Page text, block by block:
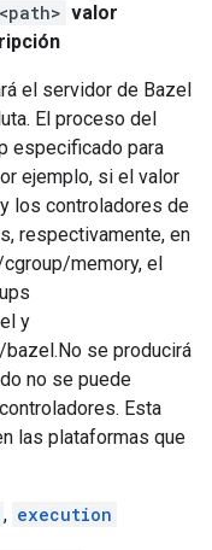
valor
el servidor de Bazel
El proceso del
especificado para
ejemplo, si el valor
los controladores de
respectivamente, en
memory, el
y
se producirá
no se puede
Esta
las plataformas que
, execution